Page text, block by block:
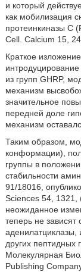
и который
как мобилизация
протеинкиназы C
Cell. Calcium 15,
Краткое
из групп GHRP,
механизм
значительное
передней доле
механизм
Таким образом,
конформации),
группы в
стабильности
91/18016,
Sciences 54, 1321,
неожиданное
теперь не зависят
других пептидных
Молекулярная
Publishing